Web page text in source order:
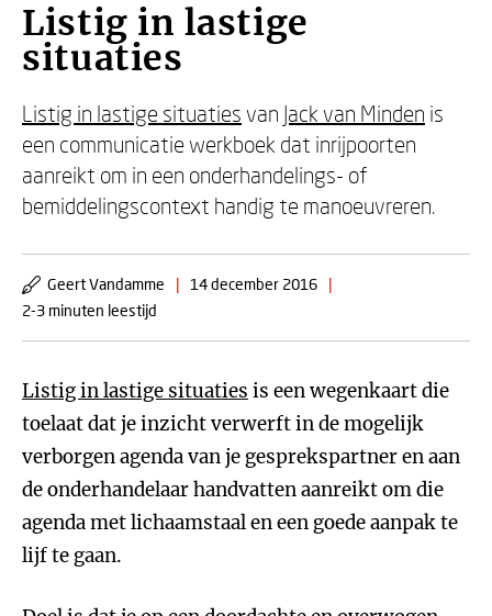
Listig in lastige
situaties
Listig in lastige situaties van Jack van Minden is
een communicatie werkboek dat inrijpoorten
aanreikt om in een onderhandelings- of
bemiddelingscontext handig te manoeuvreren.
Geert Vandamme | 14 december 2016
|
2-3 minuten leestijd
Listig in lastige situaties is een wegenkaart die
toelaat dat je inzicht verwerft in de mogelijk
verborgen agenda van je gesprekspartner en aan
de onderhandelaar handvatten aanreikt om die
agenda met lichaamstaal en een goede aanpak te
lijf te gaan.